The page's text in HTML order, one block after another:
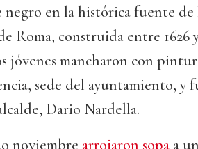
en la histórica fuente de
Roma, construida entre 1626
jóvenes mancharon con
sede del ayuntamiento, y
Dario Nardella.
noviembre arrojaron sopa a